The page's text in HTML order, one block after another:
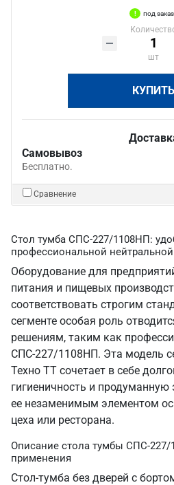
под заказ
шт
КУПИТЬ
Самовывоз
Бесплатно.
Сравнение
Стол тумба СПС-227/1108НП:
профессиональной
Оборудование для
питания и пищевых
соответствовать строгим
сегменте особая роль
решениям, таким как
СПС-227/1108НП. Эта модель
Техно ТТ сочетает в себе
гигиеничность и продуманную
ее незаменимым элементом
цеха или ресторана.
Описание стола тумбы СПС-
применения
Стол-тумба без дверей с